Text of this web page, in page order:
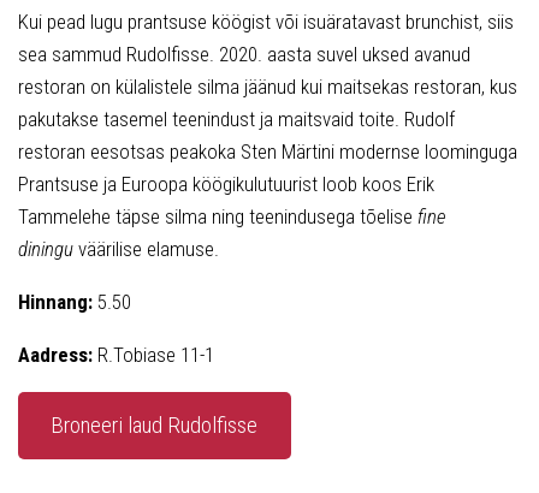
Kui pead lugu prantsuse köögist või isuäratavast brunchist, siis
sea sammud Rudolfisse. 2020. aasta suvel uksed avanud
restoran on külalistele silma jäänud kui maitsekas restoran, kus
pakutakse tasemel teenindust ja maitsvaid toite. Rudolf
restoran eesotsas peakoka Sten Märtini modernse loominguga
Prantsuse ja Euroopa köögikulutuurist loob koos Erik
Tammelehe täpse silma ning teenindusega tõelise fine
diningu väärilise elamuse.
Hinnang: 5.50
Aadress: R.Tobiase 11-1
Broneeri laud Rudolfisse